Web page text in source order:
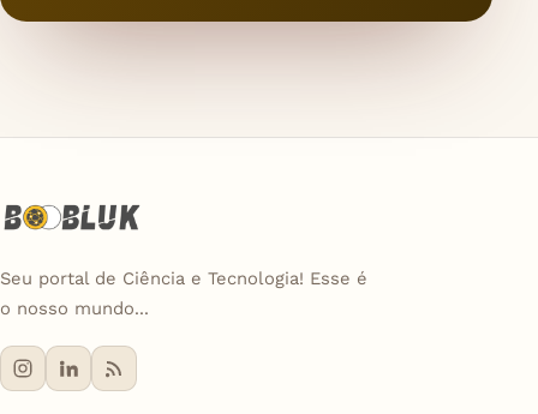
Seu portal de Ciência e Tecnologia! Esse é
o nosso mundo...